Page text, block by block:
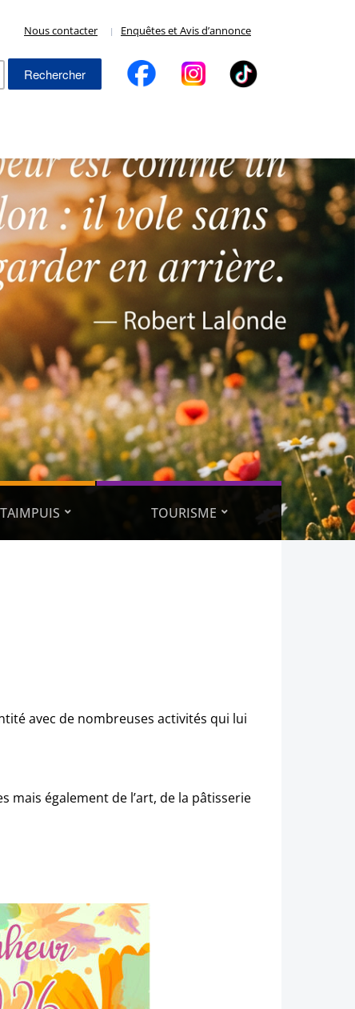
Nous contacter Enquêtes et Avis d’annonce
Rechercher :
TOURISME
avec de nombreuses activités qui lui
également de l’art, de la pâtisserie